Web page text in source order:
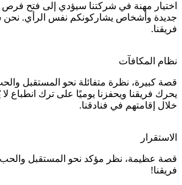
اختيار مهنة في شركتنا سيؤدي إلى فتح فرص
جديدة وأشخاص يشاركونكم نفس الرأي. نحن
فريقنا.
نظام المكافآت
قصة كبيرة، نظرة متفائلة نحو المستقبل
يحرك فريقنا ويحفزنا يوميًا على ترك انطباع
خلال إقامتهم في فنادقنا.
الاستقرار
قصة عظيمة، نظر مؤكد نحو المستقبل والحب
فريقنا!